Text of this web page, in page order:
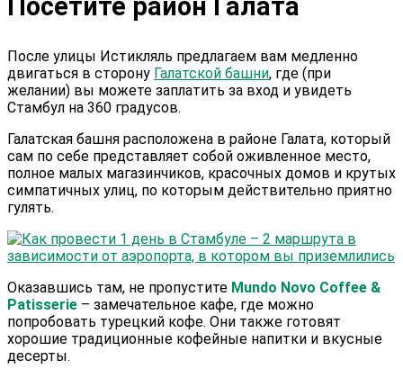
Посетите район Галата
После улицы Истикляль предлагаем вам медленно
двигаться в сторону Галатской башни, где (при
желании) вы можете заплатить за вход и увидеть
Стамбул на 360 градусов.
Галатская башня расположена в районе Галата, который
сам по себе представляет собой оживленное место,
полное малых магазинчиков, красочных домов и крутых
симпатичных улиц, по которым действительно приятно
гулять.
Оказавшись там, не пропустите Mundo Novo Coffee &
Patisserie – замечательное кафе, где можно
попробовать турецкий кофе. Они также готовят
хорошие традиционные кофейные напитки и вкусные
десерты.